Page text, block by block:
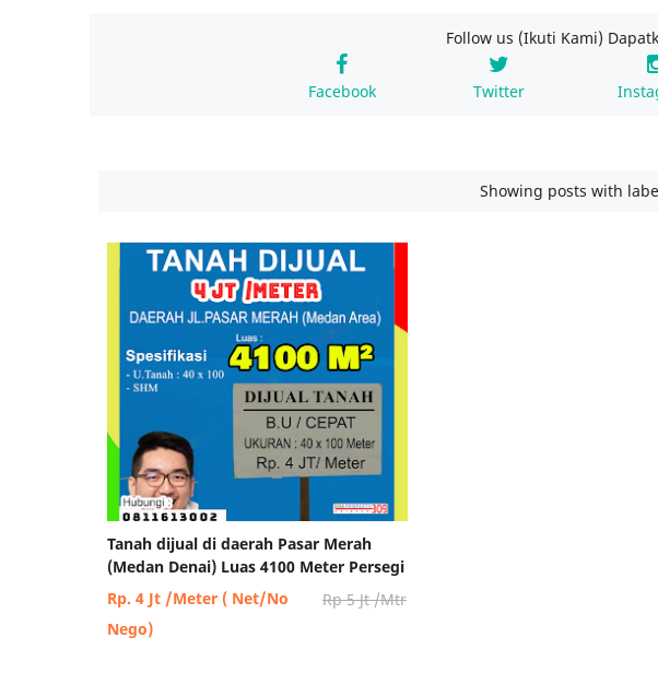
Follow us (Ikuti Kami)
Facebook Twitter
Showing posts with
Tanah dijual di daerah Pasar Merah
(Medan Denai) Luas 4100 Meter Persegi
Rp 5 Jt /Mtr
Rp. 4 Jt /Meter ( Net/No
Nego)